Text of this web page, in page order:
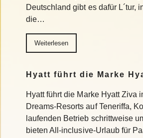
Deutschland gibt es dafür L´tur,
die…
Weiterlesen
Hyatt führt die Marke
Hyatt führt die Marke Hyatt Ziva
Dreams-Resorts auf Teneriffa,
laufenden Betrieb schrittweise
bieten All-inclusive-Urlaub für